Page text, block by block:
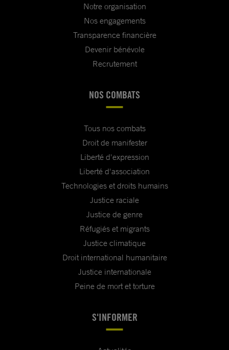
Notre organisation
Nos engagements
Transparence financière
Devenir bénévole
Recrutement
NOS COMBATS
Tous nos combats
Droit de manifester
Liberté d'expression
Liberté d'association
Technologies et droits humains
Justice raciale
Justice de genre
Réfugiés et migrants
Justice climatique
Droit international humanitaire
Justice internationale
Peine de mort et torture
S'INFORMER